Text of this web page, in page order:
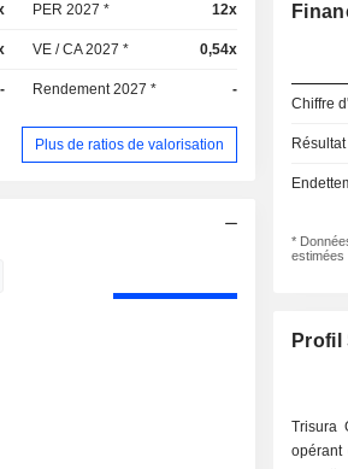
PER 2027 * 12x
VE / CA 2027 * 0,54x
- Rendement 2027 * -
Plus de ratios de valorisation
Chiffre
*
estimées
Profil
Trisura